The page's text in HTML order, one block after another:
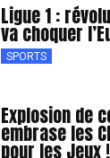
Ligue 1 :
va choquer
SPORTS
Explosion de
embrase les
pour les Jeux !